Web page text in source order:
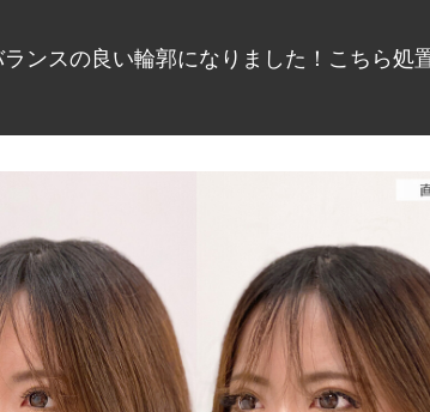
ンスの良い輪郭になりました！こちら処